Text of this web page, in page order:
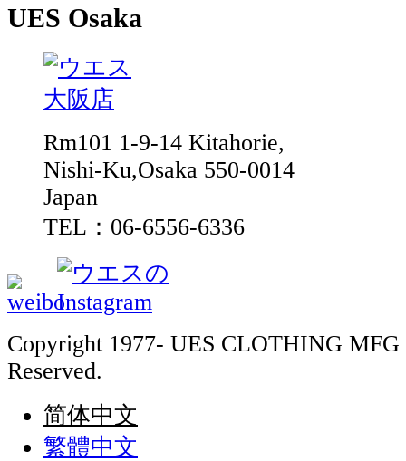
UES Osaka
Rm101 1-9-14 Kitahorie,
Nishi-Ku,Osaka 550-0014
Japan
TEL：06-6556-6336
Copyright 1977- UES CLOTHING
Reserved.
简体中文
繁體中文